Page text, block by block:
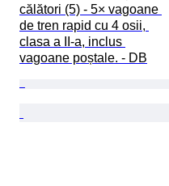
călători (5) - 5× vagoane
de tren rapid cu 4 osii,
clasa a II-a, inclus
vagoane poștale. - DB